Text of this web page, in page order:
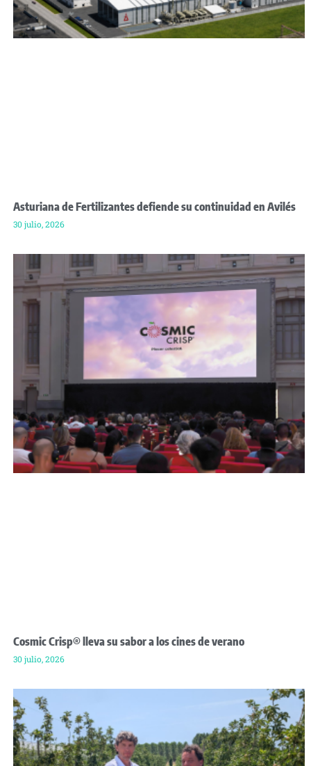
Asturiana de Fertilizantes defiende su continuidad en Avilés
30 julio, 2026
Cosmic Crisp® lleva su sabor a los cines de verano
30 julio, 2026